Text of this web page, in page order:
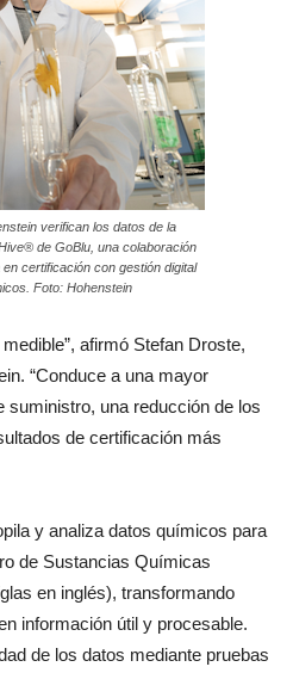
verifican los datos de la
de GoBlu, una colaboración
certificación con gestión digital
Foto: Hohenstein
afirmó Stefan Droste,
“Conduce a una mayor
suministro, una reducción de los
de certificación más
y analiza datos químicos para
de Sustancias Químicas
en inglés), transformando
información útil y procesable.
de los datos mediante pruebas